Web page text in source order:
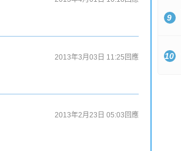
2013年3月03日 11:25 回應
2013年2月23日 05:03 回應
9
10